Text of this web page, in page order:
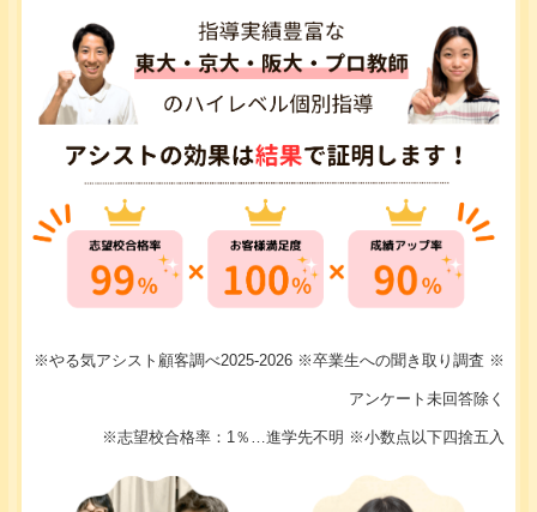
※やる気アシスト顧客調べ2025-2026 ※卒業生への聞き取り調査 ※
アンケート未回答除く
※志望校合格率：1％…進学先不明 ※小数点以下四捨五入